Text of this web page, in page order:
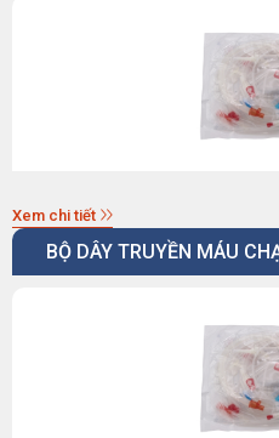
Xem chi tiết
BỘ DÂY TRUYỀN MÁU